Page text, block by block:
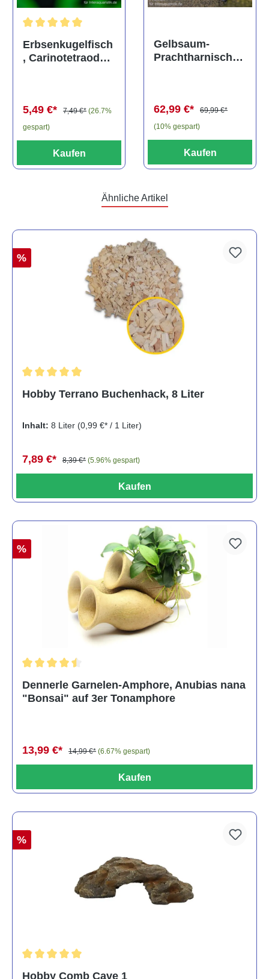
Durchschnittliche Bewertung von 5 von 5 Sternen
Erbsenkugelfisch
, Carinotetraodon
5,49 €* 7,49 €* (26.7%
gespart)
Kaufen
Gelbsaum-
Prachtharnischw
62,99 €*
69,99 €*
(10% gespart)
Kaufen
Ähnliche Artikel
%
Hobby Terrano Buchenhack, 8 Liter
Inhalt: 8 Liter (0,99 €* / 1 Liter)
7,89 €* 8,39 €* (5.96% gespart)
Kaufen
%
Dennerle Garnelen-Amphore, Anubias nana
"Bonsai" auf 3er Tonamphore
13,99 €* 14,99 €* (6.67% gespart)
Kaufen
%
Hobby Comb Cave 1